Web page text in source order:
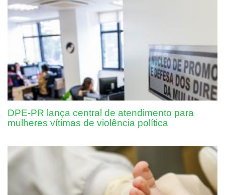
DPE-PR lança central de atendimento para
mulheres vítimas de violência política